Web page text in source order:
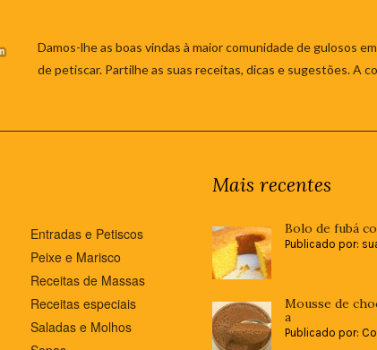
Damos-lhe as boas vindas à maior comunidade de gulosos
de petiscar. Partilhe as suas receitas, dicas e sugestões. A
Entradas e Petiscos
Peixe e Marisco
Receitas de Massas
Receitas especiais
Saladas e Molhos
Mais recentes
Bolo de fubá
Publicado por:
Mousse de
a
Publicado por: